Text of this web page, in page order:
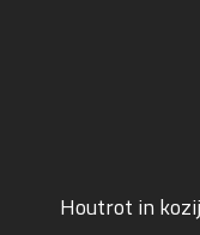
Houtrot in